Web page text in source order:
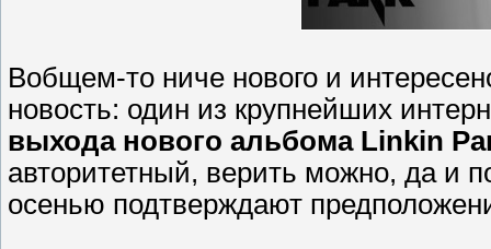
Вобщем-то ниче нового и
новость: один из крупнейших
выхода нового альбома Linkin
авторитетный, верить можно, да и
осенью подтверждают